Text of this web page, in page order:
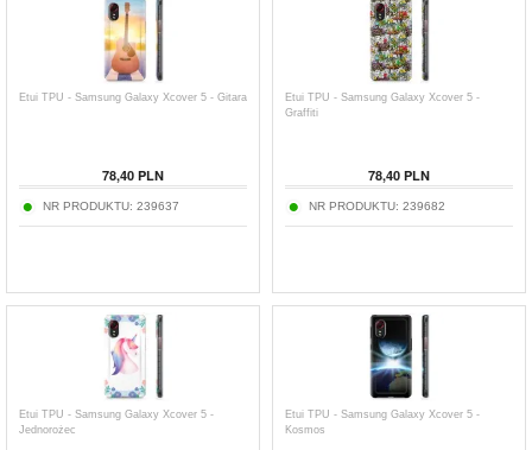
Etui TPU - Samsung Galaxy Xcover 5 - Gitara
78,40 PLN
NR PRODUKTU: 239637
Etui TPU - Samsung Galaxy Xcover 5 -
Graffiti
78,40 PLN
NR PRODUKTU: 239682
Etui TPU - Samsung Galaxy Xcover 5 -
Jednorożec
Etui TPU - Samsung Galaxy Xcover 5 -
Kosmos